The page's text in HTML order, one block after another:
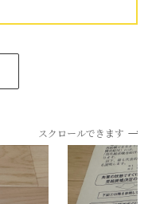
スクロールできます